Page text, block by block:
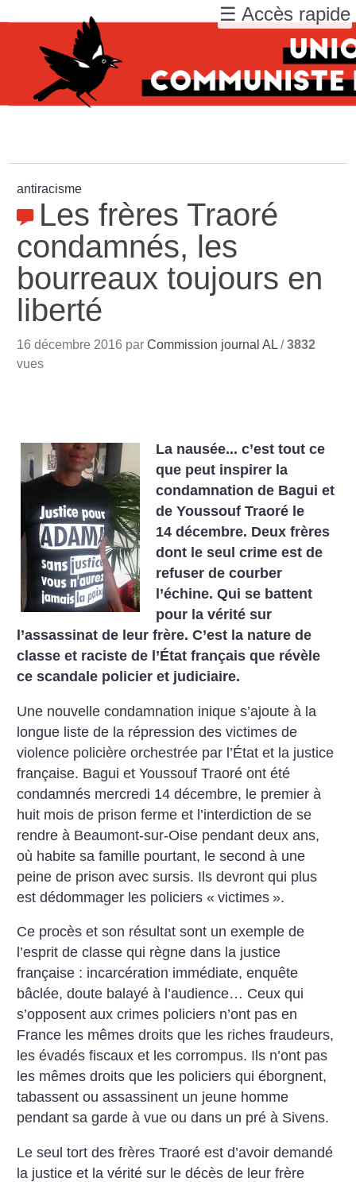
antiracisme
Les frères Traoré
condamnés, les
bourreaux toujours en
liberté
16 décembre 2016 parCommission journal AL /3832
vues
La nausée... c’est tout ce
que peut inspirer la
condamnation de Bagui et
de Youssouf Traoré le
14 décembre. Deux frères
dont le seul crime est de
refuser de courber
l’échine. Qui se battent
pour la vérité sur
l’assassinat de leur frère. C’est la nature de
classe et raciste de l’État français que révèle
ce scandale policier et judiciaire.
Une nouvelle condamnation inique s’ajoute à la
longue liste de la répression des victimes de
violence policière orchestrée par l’État et la justice
française. Bagui et Youssouf Traoré ont été
condamnés mercredi 14 décembre, le premier à
huit mois de prison ferme et l’interdiction de se
rendre à Beaumont-sur-Oise pendant deux ans,
où habite sa famille pourtant, le second à une
peine de prison avec sursis. Ils devront qui plus
est dédommager les policiers « victimes ».
Ce procès et son résultat sont un exemple de
l’esprit de classe qui règne dans la justice
française : incarcération immédiate, enquête
bâclée, doute balayé à l’audience… Ceux qui
s’opposent aux crimes policiers n’ont pas en
France les mêmes droits que les riches fraudeurs,
les évadés fiscaux et les corrompus. Ils n’ont pas
les mêmes droits que les policiers qui éborgnent,
tabassent ou assassinent un jeune homme
pendant sa garde à vue ou dans un pré à Sivens.
Le seul tort des frères Traoré est d’avoir demandé
la justice et la vérité sur le décès de leur frère
☰ Accès rapide